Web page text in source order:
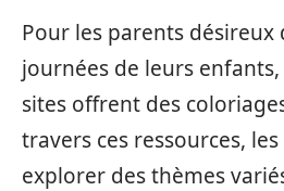
Pour les parents désireux
journées de leurs
sites offrent des
travers ces ressources,
explorer des thèmes